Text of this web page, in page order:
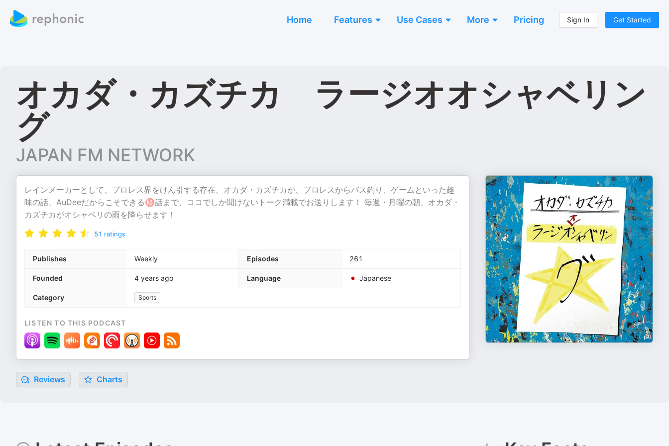
Home Features Use Cases More Pricing Sign In Get Started
オカダ・カズチカ ラージオオシャベリン
グ
JAPAN FM NETWORK
レインメーカーとして、プロレス界をけん引する存在、オカダ・カズチカが、プロレスからバス釣り、ゲームといった趣
味の話、AuDeeだからこそできる㊙話まで、ココでしか聞けないトーク満載でお送りします！ 毎週・月曜の朝、オカダ・
カズチカがオシャベリの雨を降らせます！
51 ratings
Publishes Weekly Episodes 261
Founded 4 years ago Language Japanese
Category Sports
LISTEN TO THIS PODCAST
Reviews Charts